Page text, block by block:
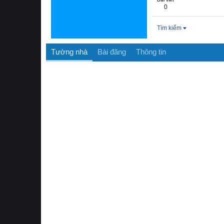
0
Tìm kiếm
Tường nhà Bài đăng Thông tin